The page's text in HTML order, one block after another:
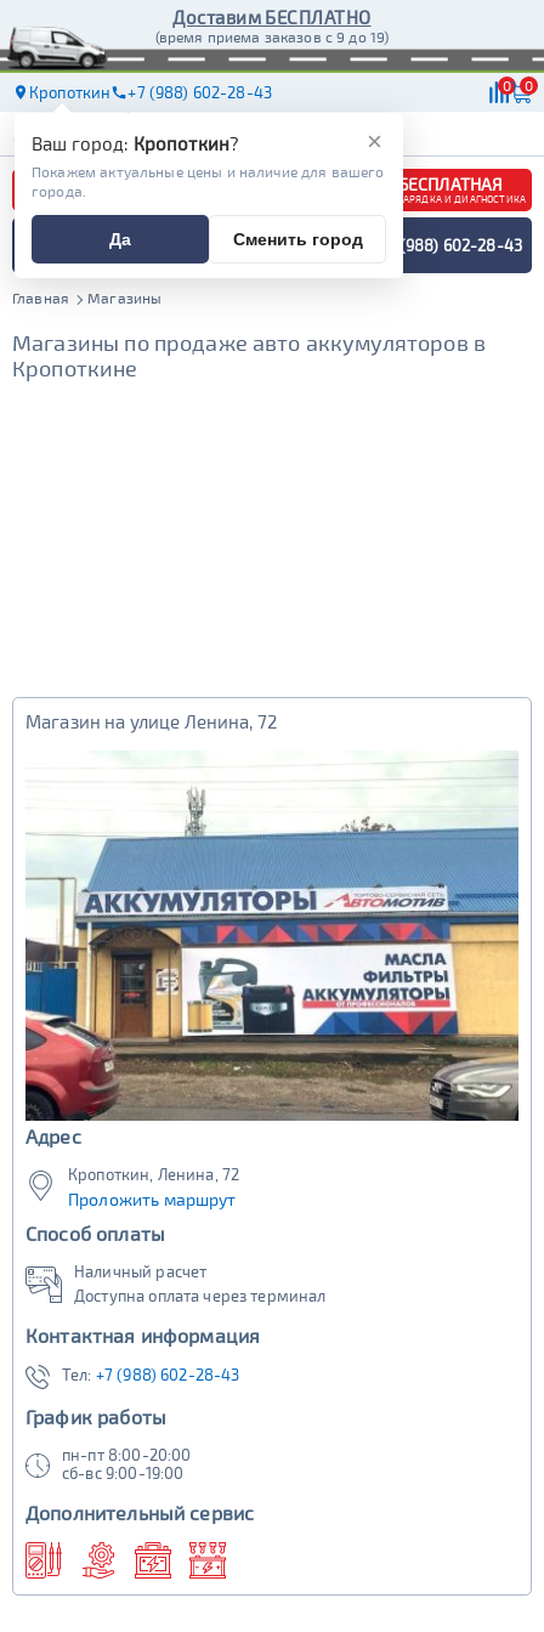
Доставим БЕСПЛАТНО
(время приема заказов с 9 до 19)
Кропоткин +7 (988) 602-28-43 0 0
АКБ ДОСТАВКА
БЕСПЛАТНАЯ
ЗАРЯДКА И ДИАГНОСТИКА
ПОДБОР АККУМУЛЯТОРА
СПЕЦИАЛИСТОМ +7 (988) 602-28-43
Главная Магазины
Магазины по продаже авто аккумуляторов в
Кропоткине
Магазин на улице Ленина, 72
Адрес
Кропоткин, Ленина, 72
Проложить маршрут
Способ оплаты
Наличный расчет
Доступна оплата через терминал
Контактная информация
Тел: +7 (988) 602-28-43
График работы
пн-пт 8:00-20:00
сб-вс 9:00-19:00
Дополнительный сервис
×
Ваш город: Кропоткин?
Покажем актуальные цены и наличие для вашего
города.
Да Сменить город